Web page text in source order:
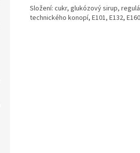
Složení: cukr, glukózový sirup,
technického konopí, E101, E132,